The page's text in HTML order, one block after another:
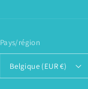
Pays/région
Belgique (EUR €)